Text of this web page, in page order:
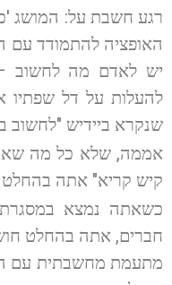
רגע חשבת על: המושג
האופציה להתמודד עם
יש לאדם מה לחשוב
להעלות על דל
שנקרא ביידיש "לחשוב
אממה, שלא כל מה
קיש קריא" אתה
כשאתה נמצא
חברים, אתה בהחלט
מתעמת מחשבתית עם